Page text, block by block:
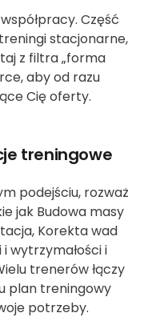
Część
stacjonarne,
z filtra „forma
aby od razu
Cię oferty.
treningowe
podejściu, rozważ
jak Budowa masy
Korekta wad
wytrzymałości i
trenerów łączy
plan treningowy
potrzeby.